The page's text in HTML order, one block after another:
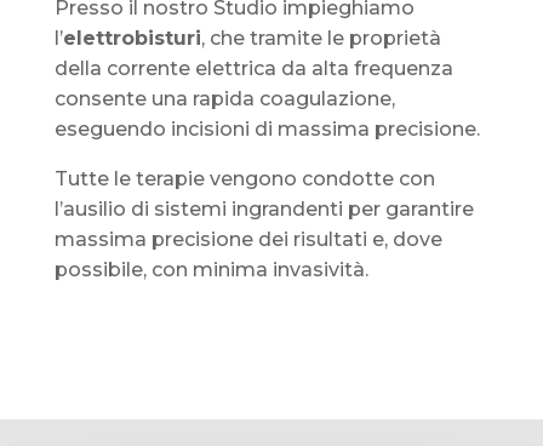
Presso il nostro Studio impieghiamo
l’elettrobisturi, che tramite le proprietà
della corrente elettrica da alta frequenza
consente una rapida coagulazione,
eseguendo incisioni di massima precisione.
Tutte le terapie vengono condotte con
l’ausilio di sistemi ingrandenti per garantire
massima precisione dei risultati e, dove
possibile, con minima invasività.